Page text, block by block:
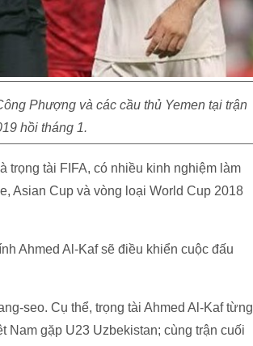
Phượng và các cầu thủ Yemen tại trận
hồi tháng 1.
trọng tài FIFA, có nhiều kinh nghiệm làm
Asian Cup và vòng loại World Cup 2018
Ahmed Al-Kaf sẽ điều khiển cuộc đấu
seo. Cụ thể, trọng tài Ahmed Al-Kaf từng
Nam gặp U23 Uzbekistan; cùng trận cuối